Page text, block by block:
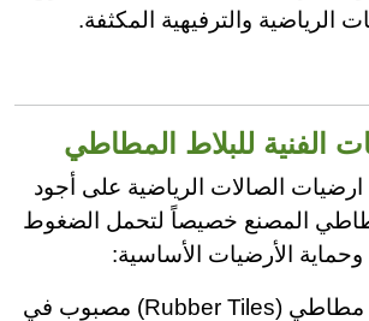
الرياضية والترفيهية المكثفة.
الفنية للبلاط المطاطي
ارضيات الصالات الرياضية على أجود
المصنع خصيصاً لتحمل الضغوط
وحماية الأرضيات الأساسية:
بلاط مطاطي (Rubber Tiles) مصبوب في